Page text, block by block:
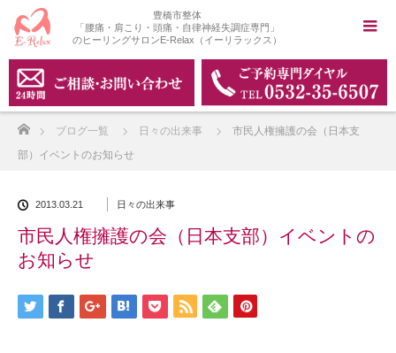
豊橋市整体
「腰痛・肩こり・頭痛・自律神経失調症専門」
のヒーリングサロンE-Relax（イーリラックス）
ブログ一覧 日々の出来事
市民人権擁護の会（日本支
部）イベントのお知らせ
2013.03.21 日々の出来事
市民人権擁護の会（日本支部）イベントの
お知らせ